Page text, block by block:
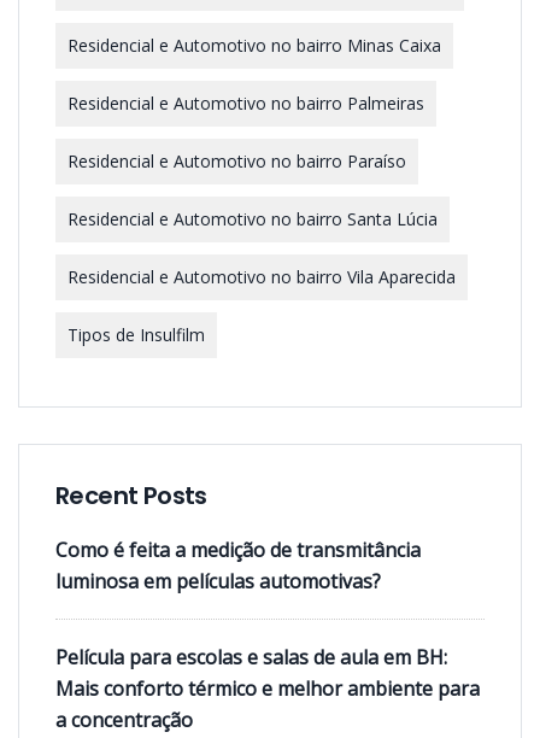
Residencial e Automotivo no bairro Minas Caixa
Residencial e Automotivo no bairro Palmeiras
Residencial e Automotivo no bairro Paraíso
Residencial e Automotivo no bairro Santa Lúcia
Residencial e Automotivo no bairro Vila Aparecida
Tipos de Insulfilm
Recent Posts
Como é feita a medição de transmitância
luminosa em películas automotivas?
Película para escolas e salas de aula em BH:
Mais conforto térmico e melhor ambiente para
a concentração